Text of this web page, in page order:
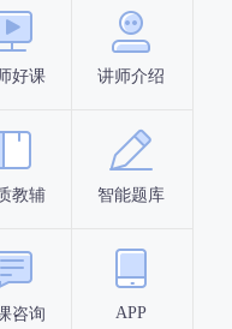
好课 讲师介绍
教辅 智能题库
咨询 APP